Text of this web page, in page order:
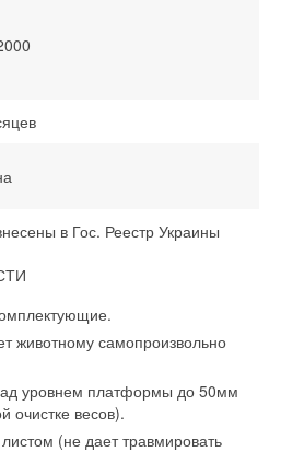
в Гос. Реестр Украины
животному самопроизвольно
уровнем платформы до 50мм
очистке весов).
(не дает травмировать